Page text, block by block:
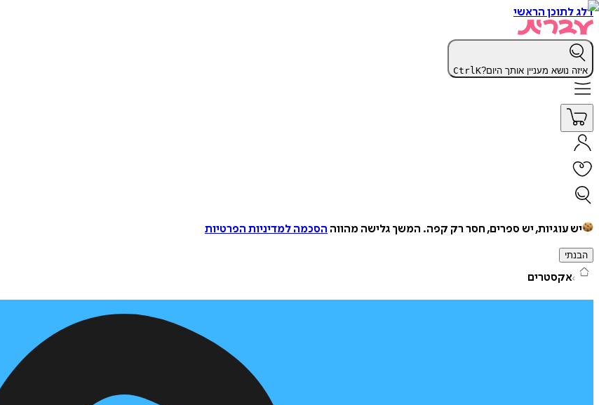
דלג לתוכן הראשי
איזה נושא מעניין אותך היום? CtrlK
יש עוגיות, יש ספרים, חסר רק קפה. המשך גלישה מהווה הסכמה למדיניות הפרטיות
הבנתי
אקסטרים